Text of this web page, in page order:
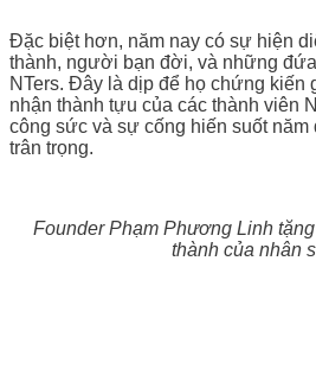
Đặc biệt hơn, năm nay có sự hiện
thành, người bạn đời, và những
NTers. Đây là dịp để họ chứng kiến
nhận thành tựu của các thành viên
công sức và sự cống hiến suốt
trân trọng.
Founder Phạm Phương Linh
thành của nhân